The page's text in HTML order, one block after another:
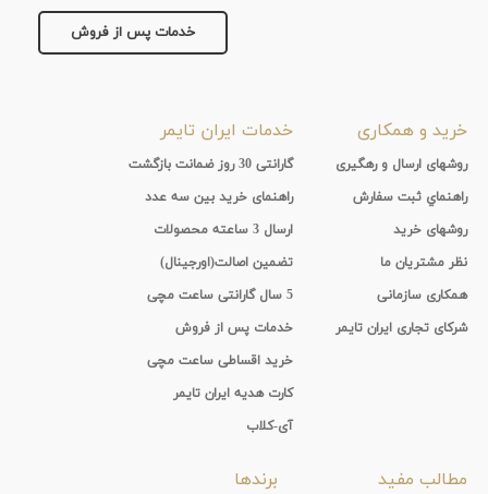
خدمات پس از فروش
خرید و همکاری
روشهای ارسال و رهگیری
راهنماي ثبت سفارش
روشهای خرید
نظر مشتریان ما
همکاری سازمانی
شرکای تجاری ایران تایمر
خدمات ایران تایمر
گارانتی 30 روز ضمانت بازگشت
راهنمای خرید بین سه عدد
ارسال 3 ساعته محصولات
تضمین اصالت(اورجینال)
5 سال گارانتی ساعت مچی
خدمات پس از فروش
خرید اقساطی ساعت مچی
کارت هدیه ایران تایمر
آی-کلاب
مطالب مفید برندها